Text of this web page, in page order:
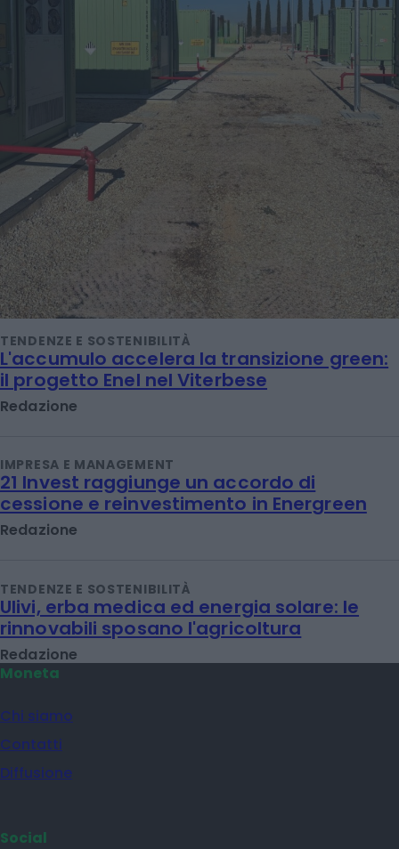
TENDENZE E SOSTENIBILITÀ
L'accumulo accelera la transizione green:
il progetto Enel nel Viterbese
Redazione
IMPRESA E MANAGEMENT
21 Invest raggiunge un accordo di
cessione e reinvestimento in Energreen
Redazione
TENDENZE E SOSTENIBILITÀ
Ulivi, erba medica ed energia solare: le
rinnovabili sposano l'agricoltura
Redazione
Moneta
Chi siamo
Contatti
Diffusione
Social